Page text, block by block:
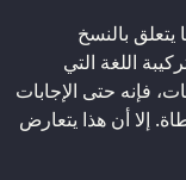
بالنسخ
اللغة التي
فإنه حتى الإجابات
إلا أن هذا يتعارض